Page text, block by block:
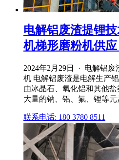
电解铝废渣提锂
机梯形磨粉机供应
2024年2月29日 · 电解铝
机 电解铝废渣是电解生产
由冰晶石、氧化铝和其他
大量的钠、铝、氟、锂等元
联系电话: 180 3780 8511